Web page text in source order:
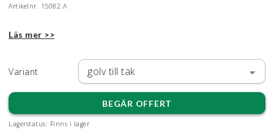
Artikelnr. 15082.A
Läs mer >>
Variant
BEGÄR OFFERT
Lagerstatus: Finns i lager